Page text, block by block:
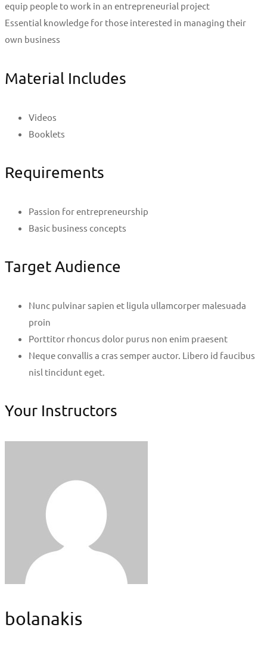
equip people to work in an entrepreneurial project
Essential knowledge for those interested in managing their
own business
Material Includes
Videos
Booklets
Requirements
Passion for entrepreneurship
Basic business concepts
Target Audience
Nunc pulvinar sapien et ligula ullamcorper malesuada
proin
Porttitor rhoncus dolor purus non enim praesent
Neque convallis a cras semper auctor. Libero id faucibus
nisl tincidunt eget.
Your Instructors
bolanakis